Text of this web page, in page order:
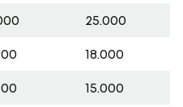
25.000
18.000
15.000